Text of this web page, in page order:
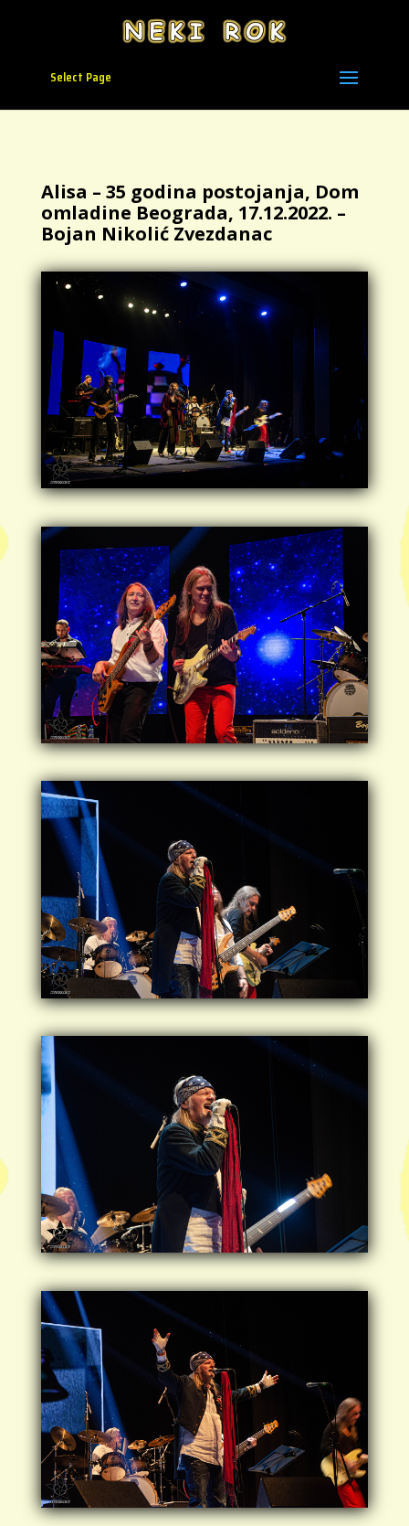
Select Page
Alisa – 35 godina postojanja, Dom
omladine Beograda, 17.12.2022. –
Bojan Nikolić Zvezdanac